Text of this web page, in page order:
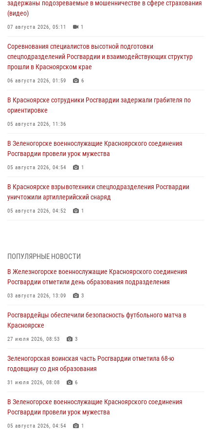
задержаны подозреваемые в мошенничестве в сфере страхования
(видео)
07 августа 2026, 05:11 1
Соревнования специалистов высотной подготовки
спецподразделений Росгвардии и взаимодействующих структур
прошли в Красноярском крае
06 августа 2026, 01:59 6
В Красноярске сотрудники Росгвардии задержали грабителя по
ориентировке
05 августа 2026, 11:36
В Зеленогорске военнослужащие Красноярского соединения
Росгвардии провели урок мужества
05 августа 2026, 04:54 1
В Красноярске взрывотехники спецподразделения Росгвардии
уничтожили артиллерийский снаряд
05 августа 2026, 04:52 1
04 августа 2026, 09:57
Сотрудники Росгвардии обеспечили общественный порядок во
время проведения экстремального заплыва в Дудинке
04 августа 2026, 08:36 1
В Красноярске сотрудники Росгвардии задержали подозреваемого
в серии краж из супермаркета
04 августа 2026, 06:50
Военнослужащие Красноярского соединения Росгвардии
познакомили отдыхающих детей с тонкостями РХБ защиты
03 августа 2026, 13:12
В Железногорске военнослужащие Красноярского соединения
Росгвардии отметили день образования подразделения
03 августа 2026, 13:09 3
ПОПУЛЯРНЫЕ НОВОСТИ
В Железногорске военнослужащие Красноярского соединения
Росгвардии отметили день образования подразделения
03 августа 2026, 13:09 3
Росгвардейцы обеспечили безопасность футбольного матча в
Красноярске
27 июля 2026, 08:53 3
Зеленогорская воинская часть Росгвардии отметила 68-ю
годовщину со дня образования
31 июля 2026, 08:08 6
В Зеленогорске военнослужащие Красноярского соединения
Росгвардии провели урок мужества
05 августа 2026, 04:54 1